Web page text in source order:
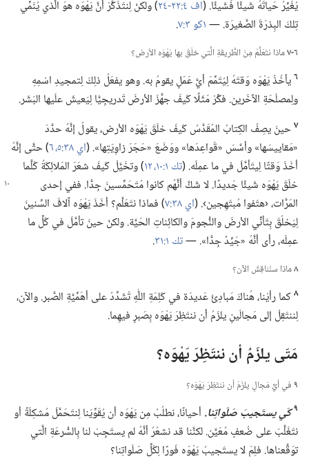
يُغَيِّرُ حَياتَهُ شَيئًا فَشَيئًا.‏ (‏اف ٤:‏٢٢-‏٢٤
‏)‏ ولكنْ لِنتَذَكَّرْ أنَّ يَهْوَه هوَ الَّذي يُنَمِّي
تِلكَ البِذرَةَ الصَّغيرَة.‏ —‏١كو ٣:‏٧ ‏.‏
٦-‏٧ ماذا نتَعَلَّمُ مِنَ الطَّريقَةِ الَّتي خلَقَ بها يَهْوَه الأرض؟‏
٦يأخُذُ يَهْوَه وَقتَهُ لِيُتَمِّمَ أيَّ عَمَلٍ يقومُ به.‏ وهو يفعَلُ ذلِكَ لِتمجيدِ اسْمِهِ
ولِمصلَحَةِ الآخَرين.‏ فكِّرْ مَثَلًا كَيفَ جهَّزَ الأرضَ تَدريجِيًّا لِيَعيشَ علَيها البَشَر.‏
٧حينَ يصِفُ الكِتابُ المُقَدَّسُ كَيفَ خلَقَ يَهْوَه الأرض،‏ يقولُ إنَّهُ حدَّدَ
«مَقاييسَها» وأسَّسَ «قَواعِدَها» ووَضَعَ «حَجَرَ زاوِيَتِها».‏ (‏اي ٣٨:‏٥،‏ ٦
‏)‏ حتَّى إنَّهُ
أخَذَ وَقتًا لِيتَأمَّلَ في ما عمِلَه.‏ (‏تك ١:‏١٠،‏
‏)‏ وتخَيَّلْ كَيفَ شعَرَ المَلائِكَةُ كُلَّما
خلَقَ يَهْوَه شَيئًا جَديدًا.‏ لا شَكَّ أنَّهُم كانوا مُتَحَمِّسينَجِدًّا.‏ ففي إحدى
المَرَّات،‏ ‹هتَفوا مُبتَهِجين›.‏ (‏اي ٣٨:‏٧
‏)‏ فماذا نتَعَلَّم؟‏ أخَذَ يَهْوَه آلافَ السِّنينَ
لِيَخلُقَ بِتَأنِّي الأرضَ والنُّجومَ والكائِناتِ الحَيَّة.‏ ولكنْ حينَ تأمَّلَ في كُلِّ ما
عمِلَه،‏ رأى أنَّهُ «جَيِّدٌ جِدًّا».‏ —‏تك ١:‏٣١ ‏.‏
٨ماذا سنُناقِشُ الآن؟‏
٨كما رأيْنا،‏ هُناكَ مَبادِئُ عَديدَة في كَلِمَةِ اللّٰهِ تُشَدِّدُ على أهَمِّيَّةِ الصَّبر.‏ والآن،‏
لِننتَقِلْ إلى مَجالَينِ يلزَمُ أن ننتَظِرَ يَهْوَه بِصَبرٍ فيهِما.‏
مَتَى يلزَمُ أن ننتَظِرَ يَهْوَه؟‏
٩في أيِّ مَجالٍ يلزَمُ أن ننتَظِرَ يَهْوَه؟‏
٩كَي يستَجيبَ صَلَواتِنا.‏ أحيانًا،‏ نطلُبُ مِن يَهْوَه أن يُقَوِّيَنا لِنتَحَمَّلَ مُشكِلَةً أو
نتَغَلَّبَ على ضُعفٍ مُعَيَّن.‏ لكنَّنا قد نشعُرُ أنَّهُ لم يستَجِبْ لنا بِالسُّرعَةِ الَّتي
توَقَّعناها.‏ فلِمَ لا يستَجيبُ يَهْوَه فَورًا لِكُلِّ صَلَواتِنا؟‏